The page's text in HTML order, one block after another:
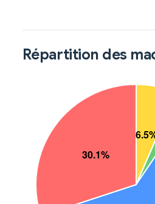
Répartition des